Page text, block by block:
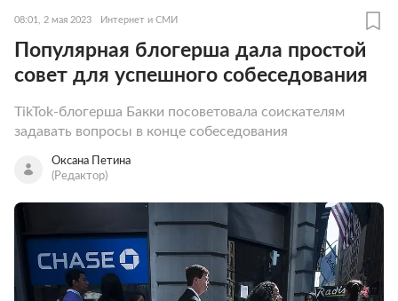
08:01, 2 мая 2023 Интернет и СМИ
Популярная блогерша дала простой
совет для успешного собеседования
TikTok-блогерша Бакки посоветовала соискателям
задавать вопросы в конце собеседования
Оксана Петина
(Редактор)